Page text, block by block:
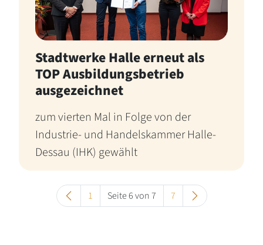
Stadtwerke Halle erneut als
TOP Ausbildungsbetrieb
ausgezeichnet
zum vierten Mal in Folge von der
Industrie- und Handelskammer Halle-
Dessau (IHK) gewählt
1 Seite 6 von 7 7